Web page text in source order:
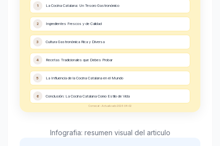
1 La Cocina Catalana: Un Tesoro Gastronómico
2 Ingredientes Frescos y de Calidad
3 Cultura Gastronómica Rica y Diversa
4 Recetas Tradicionales que Debes Probar
5 La Influencia de la Cocina Catalana en el Mundo
6 Conclusión: La Cocina Catalana Como Estilo de Vida
Comecat - Actualizado 2026-04-02
Infografia: resumen visual del articulo